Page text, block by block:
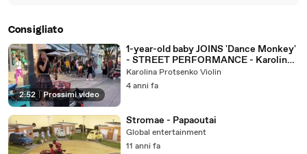
Consigliato
2:52 Prossimi video
1-year-old baby JOINS 'Dance Monkey'
- STREET PERFORMANCE - Karolina
Protsenko & Daniele Vitale SAX
Karolina Protsenko Violin
4 anni fa
Stromae - Papaoutai
Global entertainment
11 anni fa